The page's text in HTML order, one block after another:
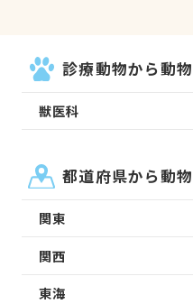
診療動物から動
獣医科
都道府県から動
関東
関西
東海